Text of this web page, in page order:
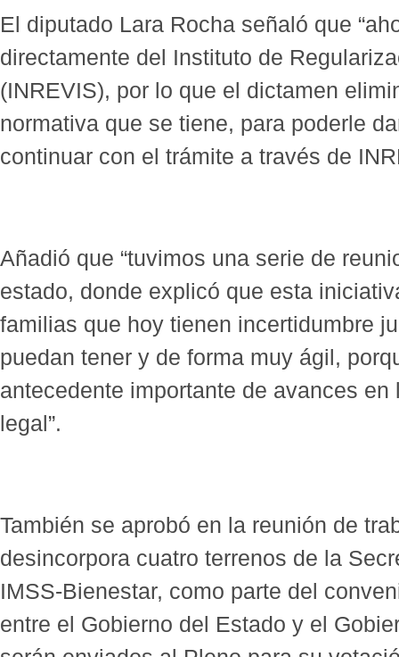
El diputado Lara Rocha señaló que
directamente del Instituto de
(INREVIS), por lo que el dictamen
normativa que se tiene, para poderle
continuar con el trámite a través de
Añadió que “tuvimos una serie de
estado, donde explicó que esta
familias que hoy tienen incertidumbre
puedan tener y de forma muy ágil,
antecedente importante de avances
legal”.
También se aprobó en la reunión de
desincorpora cuatro terrenos de la
IMSS-Bienestar, como parte del
entre el Gobierno del Estado y el